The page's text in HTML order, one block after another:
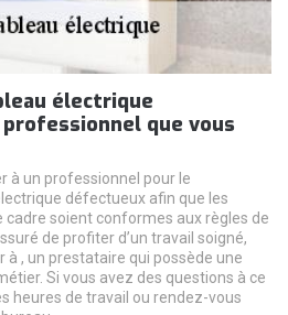
électrique
que vous
à un professionnel pour le
défectueux afin que les
cadre soient conformes aux règles de
de profiter d’un travail soigné,
à , un prestataire qui possède une
Si vous avez des questions à ce
heures de travail ou rendez-vous